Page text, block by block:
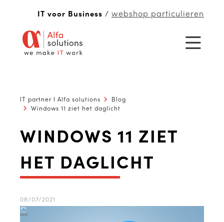
IT voor Business / webshop particulieren
IT partner I Alfa solutions
Blog
Windows 11 ziet het daglicht
WINDOWS 11 ZIET
HET DAGLICHT
08/07/2021